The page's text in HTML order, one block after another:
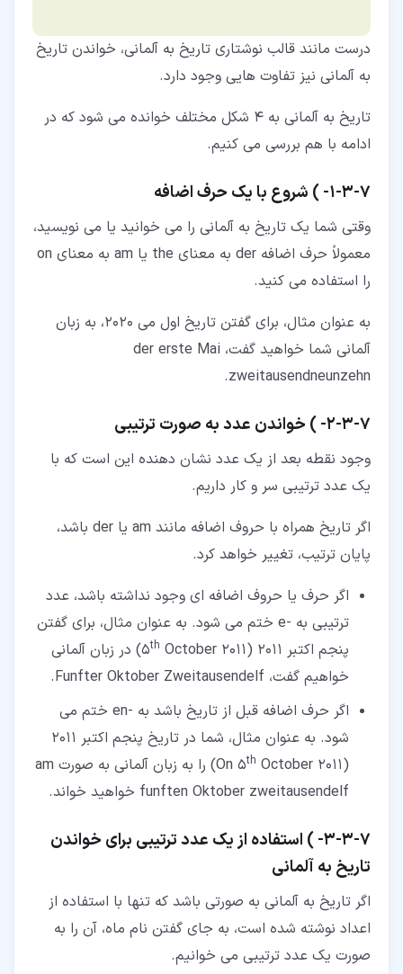
درست مانند قالب نوشتاری تاریخ به آلمانی، خواندن تاریخ
به آلمانی نیز تفاوت هایی وجود دارد.
تاریخ به آلمانی به 4 شکل مختلف خوانده می شود که در
ادامه با هم بررسی می کنیم.
۷‏-‏۳‏-‏۱‏- ) شروع با یک حرف اضافه
وقتی شما یک تاریخ به آلمانی را می خوانید یا می نویسید،
معمولاً حرف اضافه der به معنای the یا am به معنای on
را استفاده می کنید.
به عنوان مثال، برای گفتن تاریخ اول می 2020، به زبان
آلمانی شما خواهید گفت، der erste Mai
zweitausendneunzehn.
۷‏-‏۳‏-‏۲‏- ) خواندن عدد به صورت ترتیبی
وجود نقطه بعد از یک عدد نشان دهنده این است که با
یک عدد ترتیبی سر و کار داریم.
اگر تاریخ همراه با حروف اضافه مانند am یا der باشد،
پایان ترتیب، تغییر خواهد کرد.
اگر حرف یا حروف اضافه ای وجود نداشته باشد، عدد
ترتیبی به -e ختم می شود. به عنوان مثال، برای گفتن
پنجم اکتبر 2011 (5
th October 2011) در زبان آلمانی
خواهیم گفت، Funfter Oktober Zweitausendelf.
اگر حرف اضافه قبل از تاریخ باشد به -en ختم می
شود. به عنوان مثال، شما در تاریخ پنجم اکتبر 2011
(On 5
th
October 2011) را به زبان آلمانی به صورت am
funften Oktober zweitausendelf خواهید خواند.
۷‏-‏۳‏-‏۳‏- ) استفاده از یک عدد ترتیبی برای خواندن
تاریخ به آلمانی
اگر تاریخ به آلمانی به صورتی باشد که تنها با استفاده از
اعداد نوشته شده است، به جای گفتن نام ماه، آن را به
صورت یک عدد ترتیبی می خوانیم.